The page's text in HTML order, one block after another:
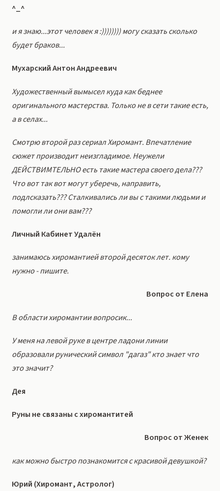
^_^
и я знаю...этот человек я :)))))))) могу сказать сколько
будет браков...
Мухарский Антон Андреевич
Художественный вымысел куда как беднее
оригинального мастерства. Только не в сети такие есть,
а в селах...
Смотрю второй раз сериал Хиромант. Впечатление
сюжет производит неизгладимое. Неужели
ДЕЙСТВИМТЕЛЬНО есть такие мастера своего дела???
Что вот так вот могут уберечь, направить,
подлсказать??? Сталкивались ли вы с такими людьми и
помогли ли они вам???
Личный Кабинет Удалён
занимаюсь хиромантией второй десяток лет. кому
нужно - пишите.
Вопрос от Елена
В области хиромантии вопросик...
У меня на левой руке в центре ладони линии
образовали рунический символ "дагаз" кто знает что
это значит?
Дея
Руны не связаны с хиромантитей
Вопрос от Женек
как можно быстро познакомится с красивой девушкой?
Юрий (Хиромант, Астролог)